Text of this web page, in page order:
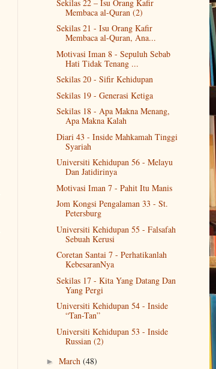
Sekilas 22 – Isu Orang Kafir
Membaca al-Quran (2)
Sekilas 21 - Isu Orang Kafir
Membaca al-Quran, Ana...
Motivasi Iman 8 - Sepuluh Sebab
Hati Tidak Tenang ...
Sekilas 20 - Sifir Kehidupan
Sekilas 19 - Generasi Ketiga
Sekilas 18 - Apa Makna Menang,
Apa Makna Kalah
Diari 43 - Inside Mahkamah Tinggi
Syariah
Universiti Kehidupan 56 - Melayu
Dan Jatidirinya
Motivasi Iman 7 - Pahit Itu Manis
Jom Kongsi Pengalaman 33 - St.
Petersburg
Universiti Kehidupan 55 - Falsafah
Sebuah Kerusi
Coretan Santai 7 - Perhatikanlah
KebesaranNya
Sekilas 17 - Kita Yang Datang Dan
Yang Pergi
Universiti Kehidupan 54 - Inside
“Tan-Tan”
Universiti Kehidupan 53 - Inside
Russian (2)
► March (48)